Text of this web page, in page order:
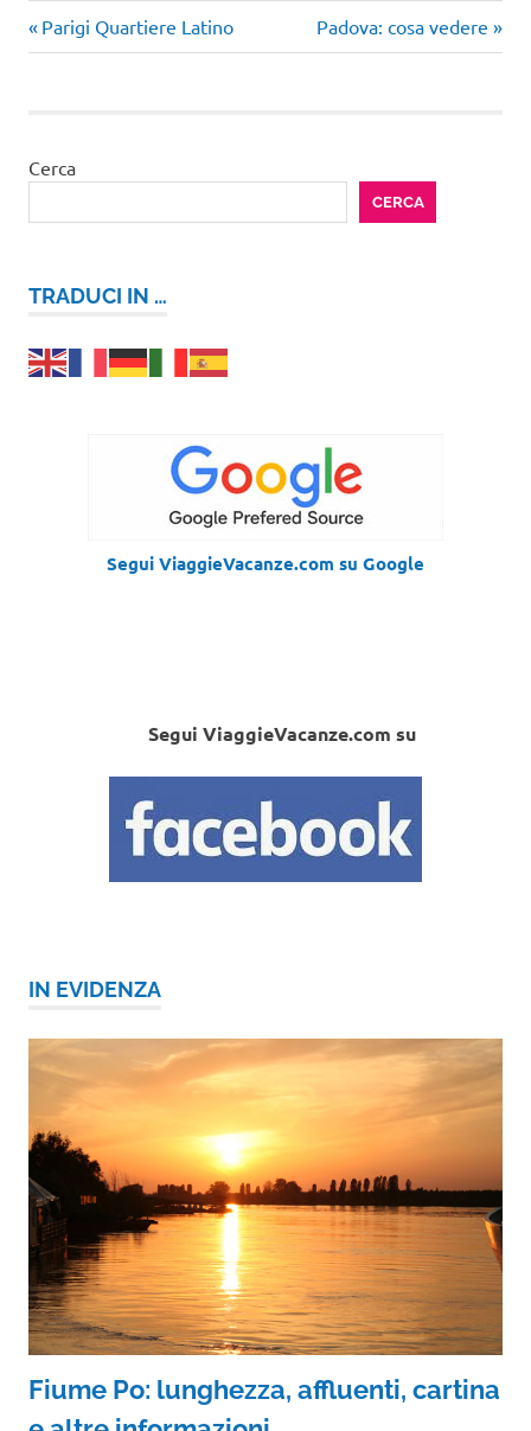
Navigazione
Articolo
precedente:
Parigi Quartiere Latino
Articolo
successivo:
Padova: cosa vedere
Cerca
CERCA
TRADUCI IN …
Segui ViaggieVacanze.com su Google
Segui ViaggieVacanze.com su
IN EVIDENZA
Fiume Po: lunghezza, affluenti, cartina